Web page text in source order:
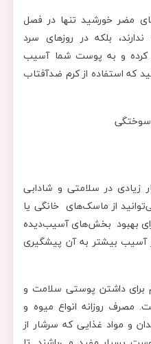
مضر خورشید تنها در فصل
بلکه در روزهای سرد
کرده و به پوست شما آسیب
که استفاده از کرم ضدآفتاب
زیادی در سلامتی و شادابی
از ماسک‌های خانگی یا
بهبود بخش‌های آسیب‌دیده
آسیب بیشتر به آن پیشگیری
برای داشتن پوستی سلامت و
مصرف روزانه انواع میوه و
و مواد غذایی که سرشار از